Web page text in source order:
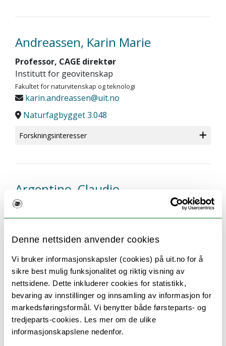
Denne nettsiden anvender cookies
Vi bruker informasjonskapsler (cookies) på uit.no for å
sikre best mulig funksjonalitet og riktig visning av
nettsidene. Dette inkluderer cookies for statistikk,
bevaring av innstillinger og innsamling av informasjon for
markedsføringsformål. Vi benytter både førsteparts- og
tredjeparts-cookies. Les mer om de ulike
informasjonskapslene nedenfor.
Andreassen, Karin Marie
Professor, CAGE direktør
Institutt for geovitenskap
Fakultet for naturvitenskap og teknologi
karin.andreassen@uit.no
Naturfagbygget 3.048
Forskningsinteresser
Argentino, Claudio
Researcher
Institutt for geovitenskap
claudio.argentino@uit.no
Naturfagbygget 3.019
+47 77 62 51 90
Forskningsinteresser